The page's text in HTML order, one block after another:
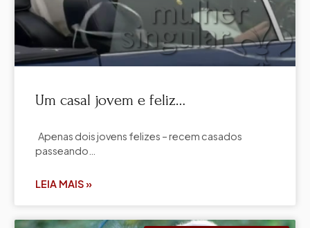
Um casal jovem e feliz…
Apenas dois jovens felizes – recem casados
passeando…
LEIA MAIS »